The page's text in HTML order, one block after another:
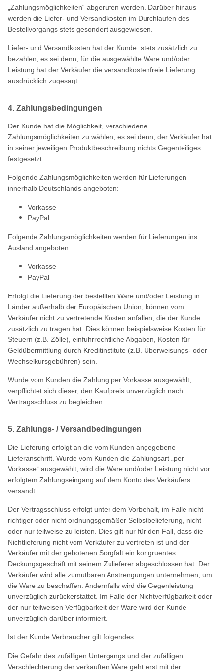
„Zahlungsmöglichkeiten“ abgerufen werden. Darüber hinaus
werden die Liefer- und Versandkosten im Durchlaufen des
Bestellvorgangs stets gesondert ausgewiesen.
Liefer- und Versandkosten hat der Kunde stets zusätzlich zu
bezahlen, es sei denn, für die ausgewählte Ware und/oder
Leistung hat der Verkäufer die versandkostenfreie Lieferung
ausdrücklich zugesagt.
4. Zahlungsbedingungen
Der Kunde hat die Möglichkeit, verschiedene
Zahlungsmöglichkeiten zu wählen, es sei denn, der Verkäufer hat
in seiner jeweiligen Produktbeschreibung nichts Gegenteiliges
festgesetzt.
Folgende Zahlungsmöglichkeiten werden für Lieferungen
innerhalb Deutschlands angeboten:
Vorkasse
PayPal
Folgende Zahlungsmöglichkeiten werden für Lieferungen ins
Ausland angeboten:
Vorkasse
PayPal
Erfolgt die Lieferung der bestellten Ware und/oder Leistung in
Länder außerhalb der Europäischen Union, können vom
Verkäufer nicht zu vertretende Kosten anfallen, die der Kunde
zusätzlich zu tragen hat. Dies können beispielsweise Kosten für
Steuern (z.B. Zölle), einfuhrrechtliche Abgaben, Kosten für
Geldübermittlung durch Kreditinstitute (z.B. Überweisungs- oder
Wechselkursgebühren) sein.
Wurde vom Kunden die Zahlung per Vorkasse ausgewählt,
verpflichtet sich dieser, den Kaufpreis unverzüglich nach
Vertragsschluss zu begleichen.
5. Zahlungs- / Versandbedingungen
Die Lieferung erfolgt an die vom Kunden angegebene
Lieferanschrift. Wurde vom Kunden die Zahlungsart „per
Vorkasse“ ausgewählt, wird die Ware und/oder Leistung nicht vor
erfolgtem Zahlungseingang auf dem Konto des Verkäufers
versandt.
Der Vertragsschluss erfolgt unter dem Vorbehalt, im Falle nicht
richtiger oder nicht ordnungsgemäßer Selbstbelieferung, nicht
oder nur teilweise zu leisten. Dies gilt nur für den Fall, dass die
Nichtlieferung nicht vom Verkäufer zu vertreten ist und der
Verkäufer mit der gebotenen Sorgfalt ein kongruentes
Deckungsgeschäft mit seinem Zulieferer abgeschlossen hat. Der
Verkäufer wird alle zumutbaren Anstrengungen unternehmen, um
die Ware zu beschaffen. Andernfalls wird die Gegenleistung
unverzüglich zurückerstattet. Im Falle der Nichtverfügbarkeit oder
der nur teilweisen Verfügbarkeit der Ware wird der Kunde
unverzüglich darüber informiert.
Ist der Kunde Verbraucher gilt folgendes:
Die Gefahr des zufälligen Untergangs und der zufälligen
Verschlechterung der verkauften Ware geht erst mit der